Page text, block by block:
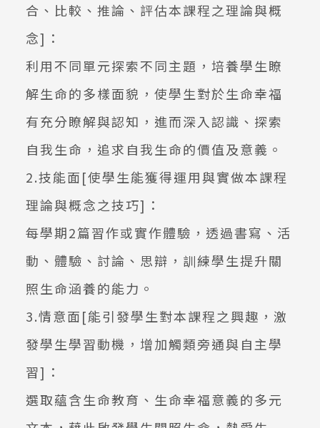
合、比較、推論、評估本課程之理論與概
念]：
利用不同單元探索不同主題，培養學生瞭
解生命的多樣面貌，使學生對於生命幸福
有充分瞭解與認知，進而深入認識、探索
自我生命，追求自我生命的價值及意義。
2.技能面[使學生能獲得運用與實做本課程
理論與概念之技巧]：
每學期2篇習作或實作體驗，透過書寫、活
動、體驗、討論、思辯，訓練學生提升關
照生命涵養的能力。
3.情意面[能引發學生對本課程之興趣，激
發學生學習動機，增加觸類旁通與自主學
習]：
選取蘊含生命教育、生命幸福意義的多元